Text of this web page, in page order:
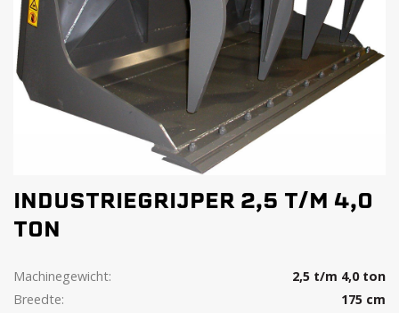
INDUSTRIEGRIJPER 2,5 T/M 4,0
TON
Machinegewicht:
2,5 t/m 4,0 ton
Breedte:
175 cm